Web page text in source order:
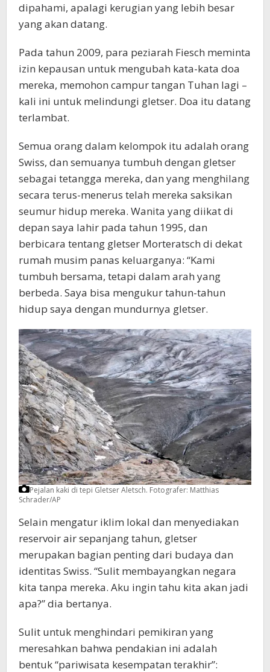
dipahami, apalagi kerugian yang lebih besar
yang akan datang.
Pada tahun 2009, para peziarah Fiesch meminta
izin kepausan untuk mengubah kata-kata doa
mereka, memohon campur tangan Tuhan lagi –
kali ini untuk melindungi gletser. Doa itu datang
terlambat.
Semua orang dalam kelompok itu adalah orang
Swiss, dan semuanya tumbuh dengan gletser
sebagai tetangga mereka, dan yang menghilang
secara terus-menerus telah mereka saksikan
seumur hidup mereka. Wanita yang diikat di
depan saya lahir pada tahun 1995, dan
berbicara tentang gletser Morteratsch di dekat
rumah musim panas keluarganya: “Kami
tumbuh bersama, tetapi dalam arah yang
berbeda. Saya bisa mengukur tahun-tahun
hidup saya dengan mundurnya gletser.
Pejalan kaki di tepi Gletser Aletsch. Fotografer: Matthias
Schrader/AP
Selain mengatur iklim lokal dan menyediakan
reservoir air sepanjang tahun, gletser
merupakan bagian penting dari budaya dan
identitas Swiss. “Sulit membayangkan negara
kita tanpa mereka. Aku ingin tahu kita akan jadi
apa?” dia bertanya.
Sulit untuk menghindari pemikiran yang
meresahkan bahwa pendakian ini adalah
bentuk “pariwisata kesempatan terakhir”: